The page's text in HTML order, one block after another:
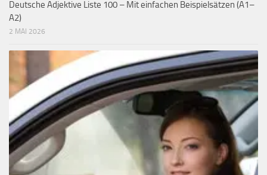
Deutsche Adjektive Liste 100 – Mit einfachen Beispielsätzen (A1–
A2)
2 MAI 2026